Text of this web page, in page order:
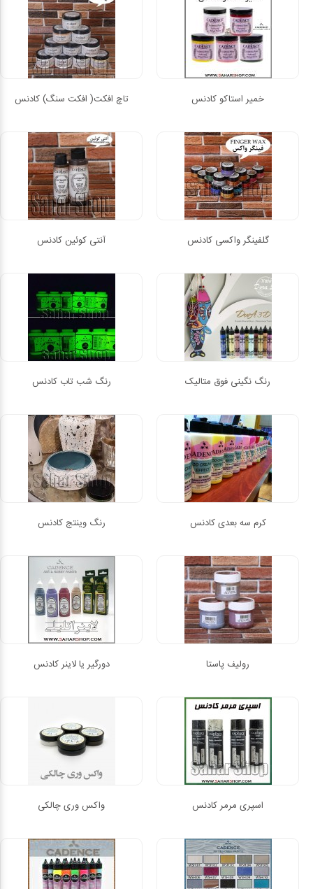
خمیر استاکو کادنس تاچ افکت( افکت سنگ) کادنس
گلفینگر واکسی کادنس آنتی کوئین کادنس
رنگ نگینی فوق متالیک رنگ شب تاب کادنس
کرم سه بعدی کادنس رنگ وینتج کادنس
رولیف پاستا دورگیر یا لاینر کادنس
اسپری مرمر کادنس واکس وری چالکی